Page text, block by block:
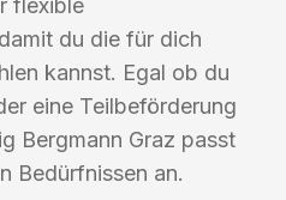
flexible
du die für dich
kannst. Egal ob du
eine Teilbeförderung
Bergmann Graz passt
Bedürfnissen an.